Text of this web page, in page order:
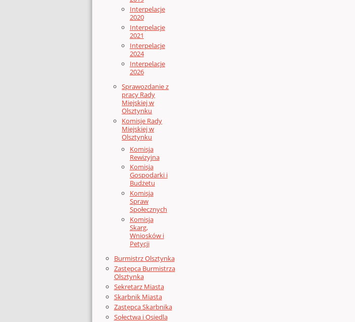
Interpelacje
2020
Interpelacje
2021
Interpelacje
2024
Interpelacje
2026
Sprawozdanie z
pracy Rady
Miejskiej w
Olsztynku
Komisje Rady
Miejskiej w
Olsztynku
Komisja
Rewizyjna
Komisja
Gospodarki i
Budżetu
Komisja
Spraw
Społecznych
Komisja
Skarg,
Wniosków i
Petycji
Burmistrz Olsztynka
Zastępca Burmistrza
Olsztynka
Sekretarz Miasta
Skarbnik Miasta
Zastępca Skarbnika
Sołectwa i Osiedla